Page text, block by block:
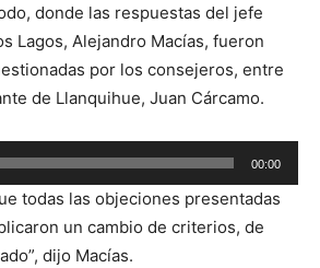
donde las respuestas del jefe
Lagos, Alejandro Macías, fueron
por los consejeros, entre
de Llanquihue, Juan Cárcamo.
00:00
todas las objeciones presentadas
un cambio de criterios, de
dijo Macías.